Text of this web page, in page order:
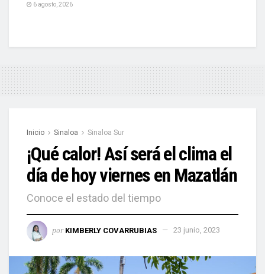
6 agosto, 2026
Inicio Sinaloa Sinaloa Sur
¡Qué calor! Así será el clima el
día de hoy viernes en Mazatlán
Conoce el estado del tiempo
por KIMBERLY COVARRUBIAS 23 junio, 2023